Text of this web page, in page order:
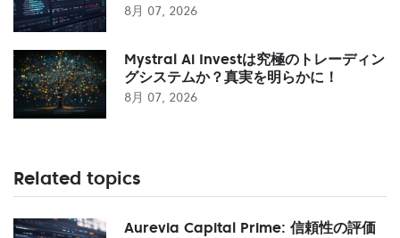
8月 07, 2026
Mystral Ai Investは究極のトレーディン
グシステムか？真実を明らかに！
8月 07, 2026
Related topics
Aurevia Capital Prime: 信頼性の評価